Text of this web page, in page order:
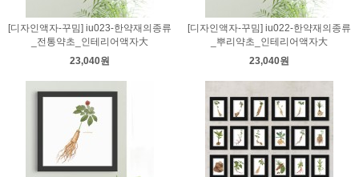
[디자인액자-꾸밈] iu023-한약재의종류
_전통약초_인테리어액자大
23,040원
[디자인액자-꾸밈] iu022-한약재의종류
_뿌리약초_인테리어액자大
23,040원